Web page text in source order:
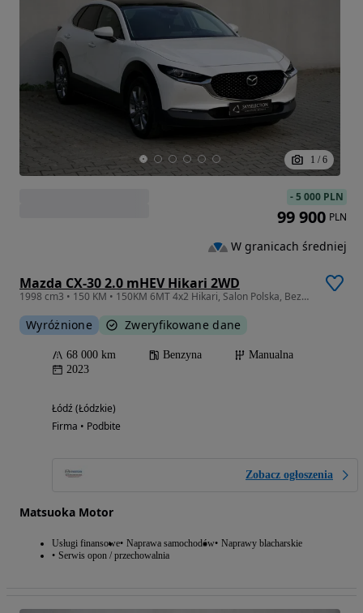
1 / 6
Mazda CX-30 2.0 mHEV Hikari 2WD
1998 cm3 • 150 KM • 150KM 6MT 4x2 Hikari, Salon Polska, Bezwypadkowy, VAT MARŻA
Wyróżnione Zweryfikowane dane
68 000 km Benzyna
Manualna
2023
Łódź (Łódzkie)
Firma • Podbite
Zobacz ogłoszenia
Matsuoka Motor
Usługi finansowe Naprawa samochodów Naprawy blacharskie
Serwis opon / przechowalnia
-5 000 PLN
99 900 PLN
W granicach średniej